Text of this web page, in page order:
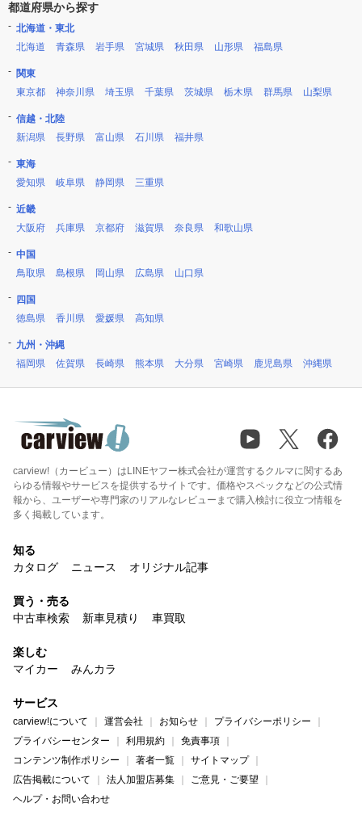
都道府県から探す
北海道・東北
北海道
青森県 岩手県 宮城県 秋田県 山形県 福島県
関東
東京都
神奈川県 埼玉県 千葉県 茨城県 栃木県 群馬県 山梨県
信越・北陸
新潟県
長野県 富山県 石川県 福井県
東海
愛知県
岐阜県 静岡県 三重県
近畿
大阪府
兵庫県 京都府 滋賀県 奈良県 和歌山県
中国
鳥取県
島根県 岡山県 広島県 山口県
四国
徳島県
香川県 愛媛県 高知県
九州・沖縄
福岡県
佐賀県 長崎県 熊本県 大分県 宮崎県 鹿児島県 沖縄県
carview!（カービュー）はLINEヤフー株式会社が運営するクルマに関するあ
らゆる情報やサービスを提供するサイトです。価格やスペックなどの公式情
報から、ユーザーや専門家のリアルなレビューまで購入検討に役立つ情報を
多く掲載しています。
知る
カタログ
ニュース オリジナル記事
買う・売る
中古車検索
新車見積り 車買取
楽しむ
マイカー
みんカラ
サービス
carview!について 運営会社 お知らせ
プライバシーポリシー
プライバシーセンター
利用規約
免責事項
コンテンツ制作ポリシー
著者一覧
サイトマップ
広告掲載について
法人加盟店募集
ご意見・ご要望
ヘルプ・お問い合わせ